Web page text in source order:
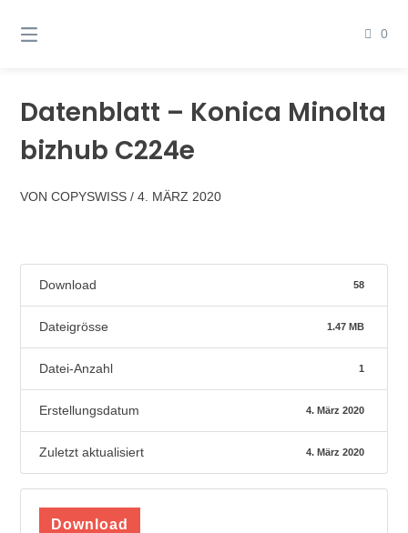
zum
0
Datenblatt – Konica Minolta
bizhub C224e
VONCOPYSWISS / 4. MÄRZ 2020
Download 58
Dateigrösse 1.47 MB
Datei-Anzahl 1
Erstellungsdatum 4. März 2020
Zuletzt aktualisiert 4. März 2020
Download